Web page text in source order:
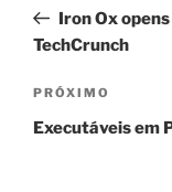
Post
anterior
Iron Ox
TechCrunch
Próximo
post
PRÓXIMO
Executáveis em